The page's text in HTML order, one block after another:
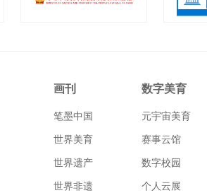
画刊
笔墨中国
世界美育
世界遗产
世界非遗
数字美育
元宇宙美育
赛事云馆
数字校园
个人云展